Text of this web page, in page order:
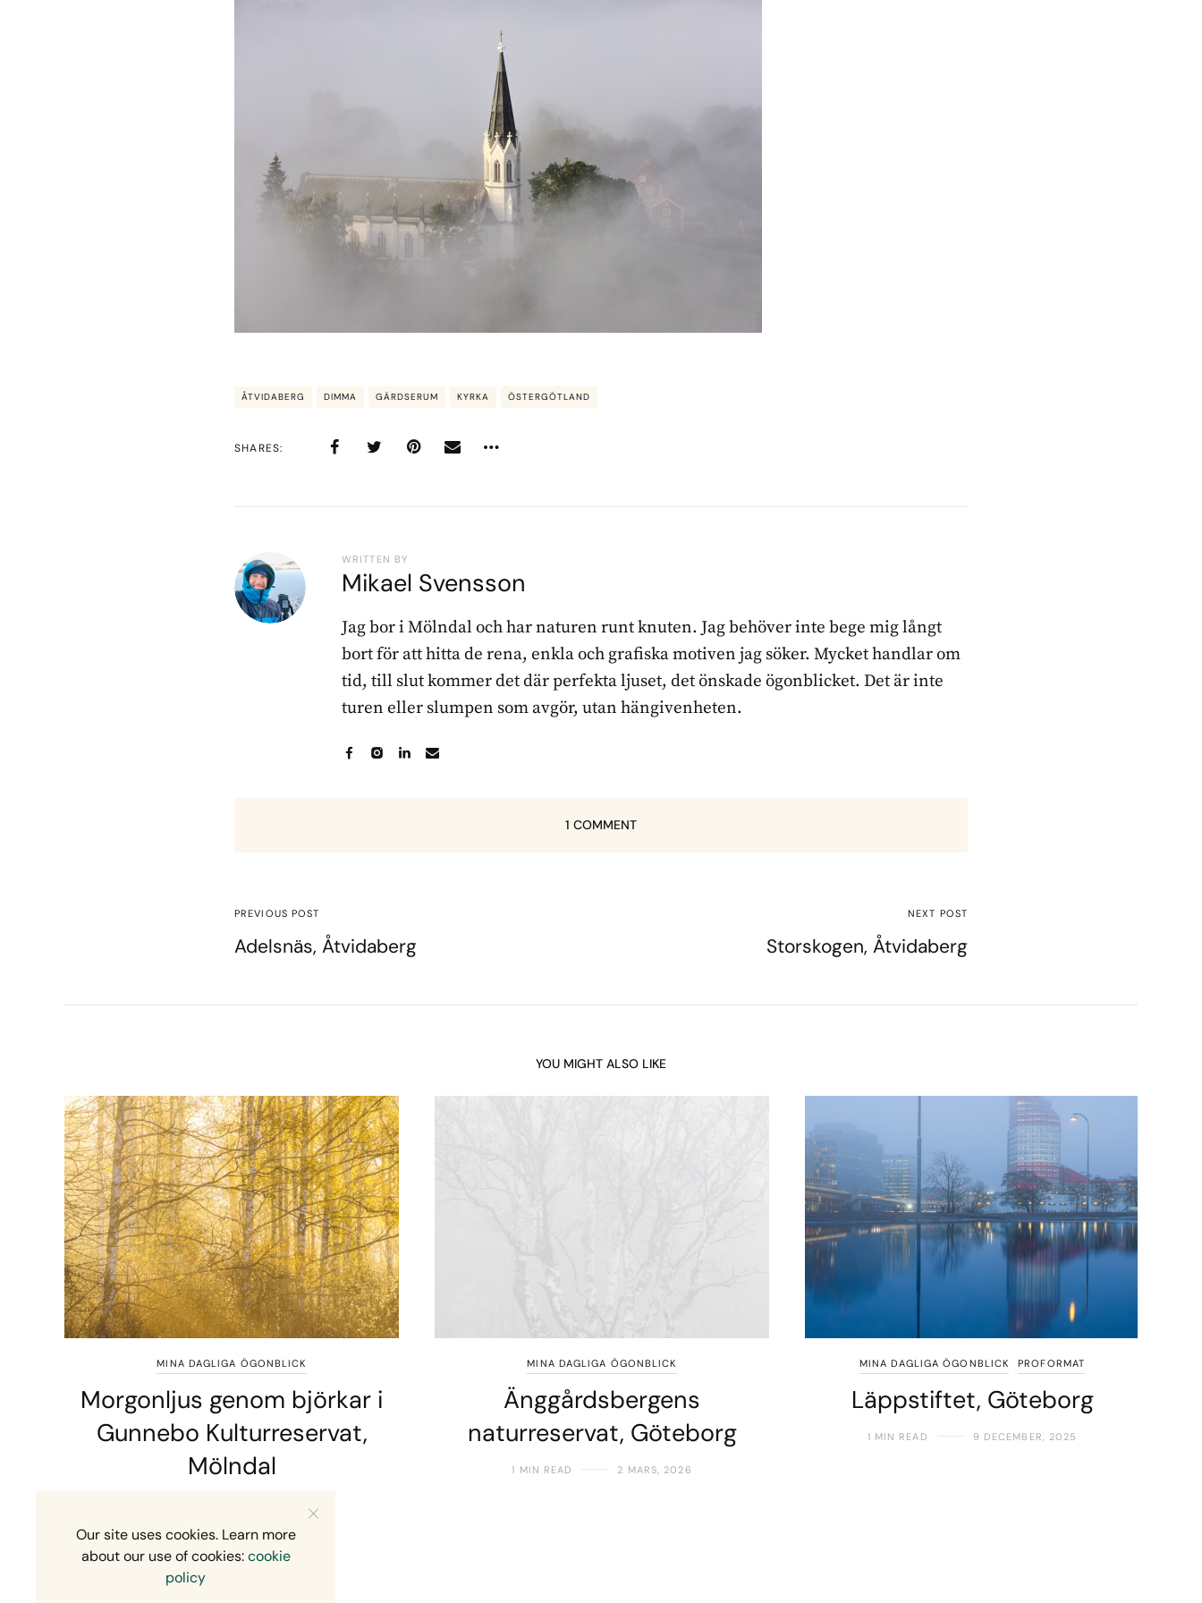
ÅTVIDABERG DIMMA GÄRDSERUM KYRKA ÖSTERGÖTLAND
SHARES
WRITTEN BY
Mikael Svensson
Jag bor i Mölndal och har naturen runt knuten. Jag behöver inte bege mig långt
bort för att hitta de rena, enkla och grafiska motiven jag söker. Mycket handlar om
tid, till slut kommer det där perfekta ljuset, det önskade ögonblicket. Det är inte
turen eller slumpen som avgör, utan hängivenheten.
1 COMMENT
PREVIOUS POST
Adelsnäs, Åtvidaberg
NEXT POST
Storskogen, Åtvidaberg
YOU MIGHT ALSO LIKE
MINA DAGLIGA ÖGONBLICK
Morgonljus genom björkar i
Gunnebo Kulturreservat,
Mölndal
MINA DAGLIGA ÖGONBLICK
Änggårdsbergens
naturreservat, Göteborg
1 MIN READ 2 MARS, 2026
MINA DAGLIGA ÖGONBLICK PROFORMAT
Läppstiftet, Göteborg
1 MIN READ 9 DECEMBER, 2025
Our site uses cookies. Learn more
about our use of cookies:cookie
policy